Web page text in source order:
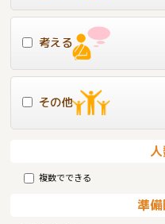
考える
その他
複数でできる
準